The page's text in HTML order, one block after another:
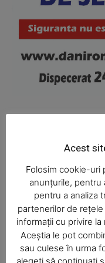
Ultimele
Acest
Folosim cookie-uri
anunțurile, pentru
pentru a analiza
partenerilor de
informații cu privire
Aceștia le pot
sau culese în urma